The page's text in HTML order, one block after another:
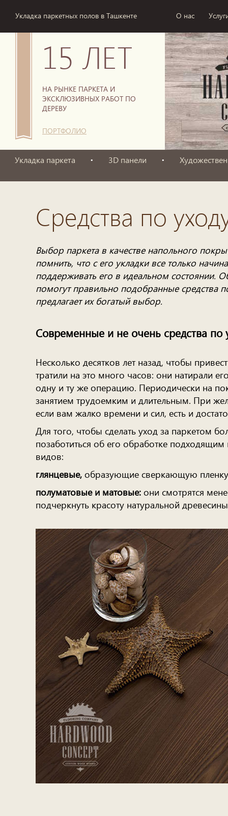
Укладка паркетных полов в Ташкенте О нас
15 ЛЕТ
НА РЫНКЕ ПАРКЕТА И
ЭКСКЛЮЗИВНЫХ РАБОТ ПО
ДЕРЕВУ
ПОРТФОЛИО
Укладка паркета 3D панели
Средства по
Выбор паркета в качестве напольного
помнить, что с его укладки все только
поддерживать его в идеальном состоянии.
помогут правильно подобранные средства
предлагает их богатый выбор.
Современные и не очень средства по
Несколько десятков лет назад, чтобы
тратили на это много часов: они натирали
одну и ту же операцию. Периодически на
занятием трудоемким и длительным. При
если вам жалко времени и сил, есть и
Для того, чтобы сделать уход за паркетом
позаботиться об его обработке
видов:
глянцевые, образующие сверкающую пленку
полуматовые и матовые: они смотрятся
подчеркнуть красоту натуральной